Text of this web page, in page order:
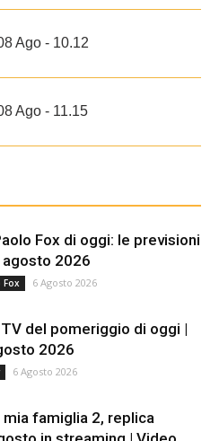
Ago - 10.12
Ago - 11.15
Fox di oggi: le previsioni
2026
Fox 6 Agosto 2026
del pomeriggio di oggi |
2026
6 Agosto 2026
famiglia 2, replica